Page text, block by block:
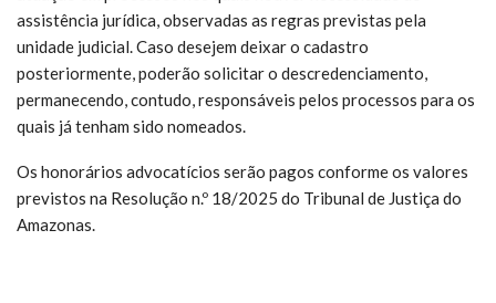
assistência jurídica, observadas as regras previstas pela
unidade judicial. Caso desejem deixar o cadastro
posteriormente, poderão solicitar o descredenciamento,
permanecendo, contudo, responsáveis pelos processos para os
quais já tenham sido nomeados.
Os honorários advocatícios serão pagos conforme os valores
previstos na Resolução n.º 18/2025 do Tribunal de Justiça do
Amazonas.